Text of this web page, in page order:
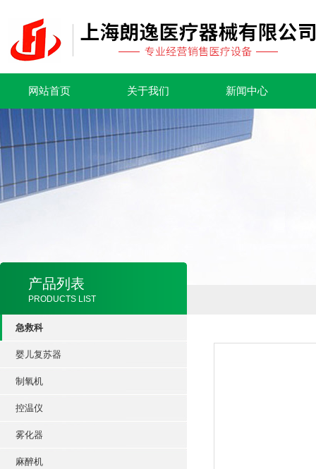
网站首页 关于我们 新闻中心
产品列表
PRODUCTS LIST
急救科
婴儿复苏器
制氧机
控温仪
雾化器
麻醉机